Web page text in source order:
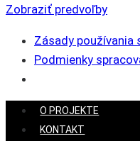
Zobraziť predvoľby
Zásady používania
Podmienky
Skip
O PROJEKTE
KONTAKT